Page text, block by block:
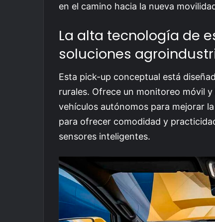
en el camino hacia la nueva
La alta tecnología de
soluciones
Esta pick-up conceptual está
rurales. Ofrece un monitoreo móvil
vehículos autónomos para mejorar
para ofrecer comodidad y
sensores inteligentes.